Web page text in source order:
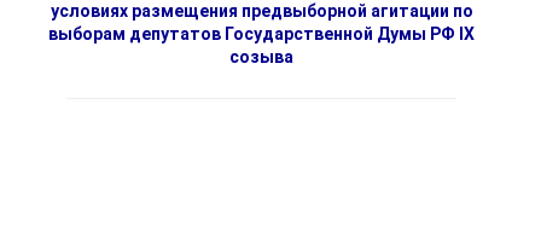
условиях размещения предвыборной агитации по
выборам депутатов Государственной Думы РФ IX
созыва